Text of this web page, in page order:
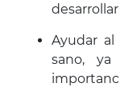
Ayudar
sano,